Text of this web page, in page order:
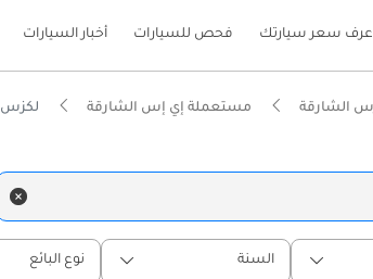
سعر سيارتك فحص للسيارات أخبار السيارات
الشارقة مستعملة إي إس الشارقة لكزس ES 350 مستعملة في الشارقة
السنة نوع البائع